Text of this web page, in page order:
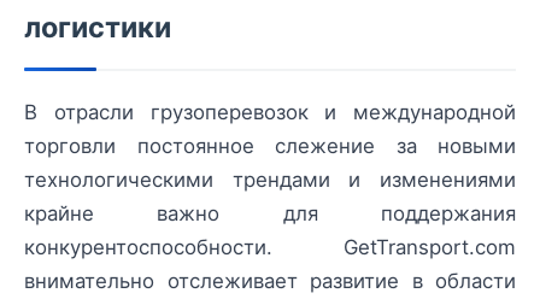
логистики
В отрасли грузоперевозок и международной
торговли постоянное слежение за новыми
технологическими трендами и изменениями
крайне важно для поддержания
конкурентоспособности. GetTransport.com
внимательно отслеживает развитие в области